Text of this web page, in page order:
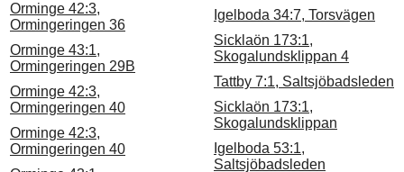
Orminge 42:3,
Ormingeringen 36
Orminge 43:1,
Ormingeringen 29B
Orminge 42:3,
Ormingeringen 40
Orminge 42:3,
Ormingeringen 40
Igelboda 34:7, Torsvägen
Sicklaön 173:1,
Skogalundsklippan 4
Tattby 7:1, Saltsjöbadsleden
Sicklaön 173:1,
Skogalundsklippan
Igelboda 53:1,
Saltsjöbadsleden